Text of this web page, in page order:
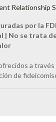
Relationship
por la
| No se trata
a
de